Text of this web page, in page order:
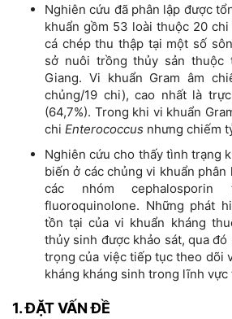
Nghiên cứu đã phân lập được
khuẩn gồm 53 loài thuộc 20
cá chép thu thập tại một số
sở nuôi trồng thủy sản thuộc
Giang. Vi khuẩn Gram âm
chủng/19 chi), cao nhất là
(64,7%). Trong khi vi khuẩn
chi Enterococcus nhưng chiếm
Nghiên cứu cho thấy tình trạng
biến ở các chủng vi khuẩn phân
các nhóm
fluoroquinolone. Những phát
tồn tại của vi khuẩn kháng
thủy sinh được khảo sát, qua đó
trọng của việc tiếp tục theo dõi
kháng kháng sinh trong lĩnh vực
1. ĐẶT VẤN ĐỀ